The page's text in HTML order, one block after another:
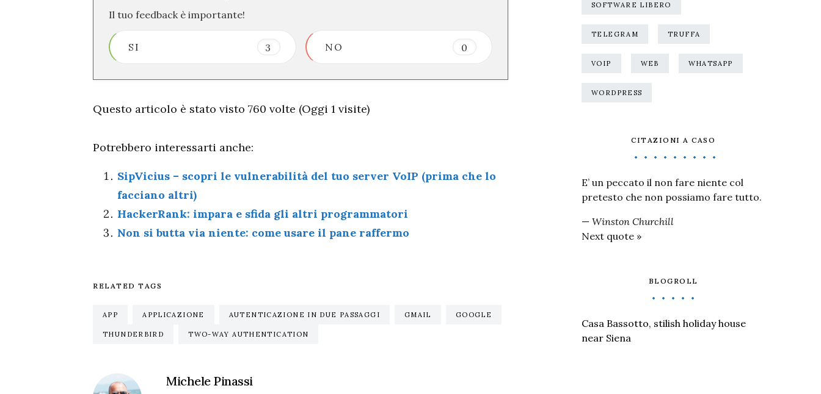
Il tuo feedback è importante!
SI 3 NO 0
Questo articolo è stato visto 760 volte (Oggi 1 visite)
Potrebbero interessarti anche:
SipVicius – scopri le vulnerabilità del tuo server VoIP (prima che lo
facciano altri)
HackerRank: impara e sfida gli altri programmatori
Non si butta via niente: come usare il pane raffermo
RELATED TAGS
APP APPLICAZIONE AUTENTICAZIONE IN DUE PASSAGGI GMAIL GOOGLE
THUNDERBIRD TWO-WAY AUTHENTICATION
Michele Pinassi
SOFTWARE LIBERO
TELEGRAM TRUFFA
VOIP WEB WHATSAPP
WORDPRESS
CITAZIONI A CASO
E’ un peccato il non fare niente col
pretesto che non possiamo fare tutto.
— Winston Churchill
Next quote »
BLOGROLL
Casa Bassotto, stilish holiday house
near Siena